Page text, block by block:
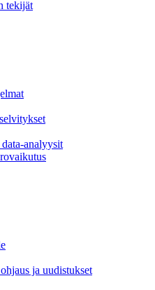
tekijät
analyysit
ja uudistukset